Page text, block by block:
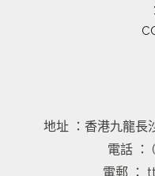
地址 ：香港九龍長
電話 ：
電郵 ：